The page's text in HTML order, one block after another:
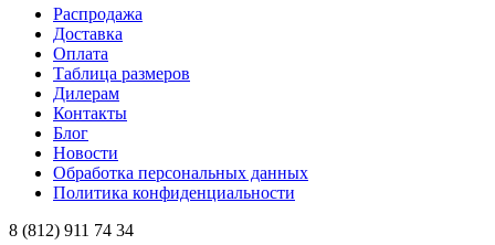
Распродажа
Доставка
Оплата
Таблица размеров
Дилерам
Контакты
Блог
Новости
Обработка персональных данных
Политика конфиденциальности
8 (812) 911 74 34